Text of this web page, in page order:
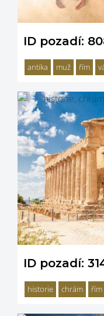
ID pozadí:
antika muž řím
ID pozadí:
historie chrám řím